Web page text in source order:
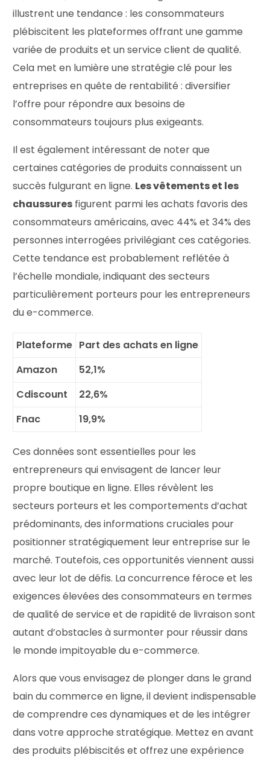
illustrent une tendance : les consommateurs
plébiscitent les plateformes offrant une gamme
variée de produits et un service client de qualité.
Cela met en lumière une stratégie clé pour les
entreprises en quête de rentabilité : diversifier
l’offre pour répondre aux besoins de
consommateurs toujours plus exigeants.
Il est également intéressant de noter que
certaines catégories de produits connaissent un
succès fulgurant en ligne. Les vêtements et les
chaussures figurent parmi les achats favoris des
consommateurs américains, avec 44% et 34% des
personnes interrogées privilégiant ces catégories.
Cette tendance est probablement reflétée à
l’échelle mondiale, indiquant des secteurs
particulièrement porteurs pour les entrepreneurs
du e-commerce.
Plateforme Part des achats en ligne
Amazon
52,1%
Cdiscount
22,6%
Fnac
19,9%
Ces données sont essentielles pour les
entrepreneurs qui envisagent de lancer leur
propre boutique en ligne. Elles révèlent les
secteurs porteurs et les comportements d’achat
prédominants, des informations cruciales pour
positionner stratégiquement leur entreprise sur le
marché. Toutefois, ces opportunités viennent aussi
avec leur lot de défis. La concurrence féroce et les
exigences élevées des consommateurs en termes
de qualité de service et de rapidité de livraison sont
autant d’obstacles à surmonter pour réussir dans
le monde impitoyable du e-commerce.
Alors que vous envisagez de plonger dans le grand
bain du commerce en ligne, il devient indispensable
de comprendre ces dynamiques et de les intégrer
dans votre approche stratégique. Mettez en avant
des produits plébiscités et offrez une expérience